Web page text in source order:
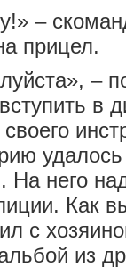
–
прицел.
–
в
На него
Как
с
из